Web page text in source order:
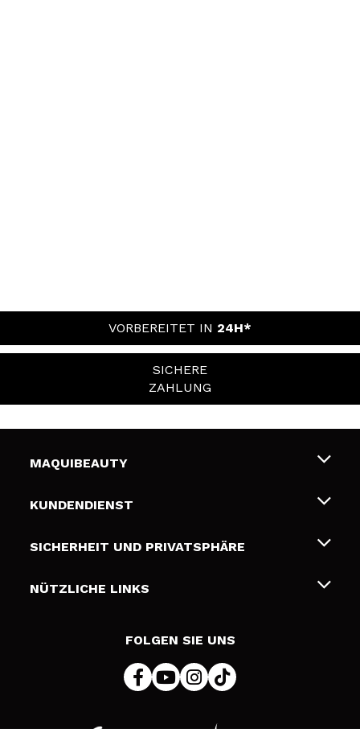
VORBEREITET IN 24H*
SICHERE
ZAHLUNG
MAQUIBEAUTY
Über uns
Geschenkkarten
KUNDENDIENST
Liefer- und Versandkosten
Zahlung
SICHERHEIT UND PRIVATSPHÄRE
Bedingungen und Datenschutz
NÜTZLICHE LINKS
FOLGEN SIE UNS